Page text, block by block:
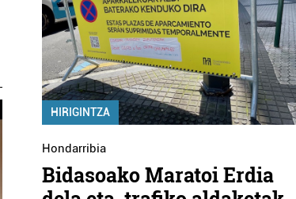
HIRIGINTZA
Hondarribia
Bidasoako Maratoi Erdia